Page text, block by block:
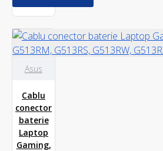
Asus
Cablu
conector
baterie
Laptop
Gaming,